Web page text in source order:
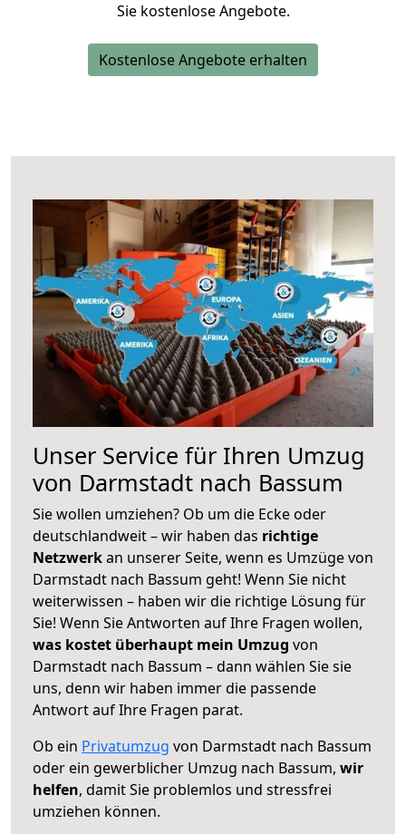
Sie kostenlose Angebote.
Kostenlose Angebote erhalten
Unser Service für Ihren Umzug
von Darmstadt nach Bassum
Sie wollen umziehen? Ob um die Ecke oder
deutschlandweit – wir haben das richtige
Netzwerkan unserer Seite, wenn es Umzüge von
Darmstadt nach Bassum geht! Wenn Sie nicht
weiterwissen – haben wir die richtige Lösung für
Sie! Wenn Sie Antworten auf Ihre Fragen wollen,
was kostet überhaupt mein Umzug von
Darmstadt nach Bassum – dann wählen Sie sie
uns, denn wir haben immer die passende
Antwort auf Ihre Fragen parat.
Ob ein Privatumzug von Darmstadt nach Bassum
oder ein gewerblicher Umzug nach Bassum, wir
helfen, damit Sie problemlos und stressfrei
umziehen können.